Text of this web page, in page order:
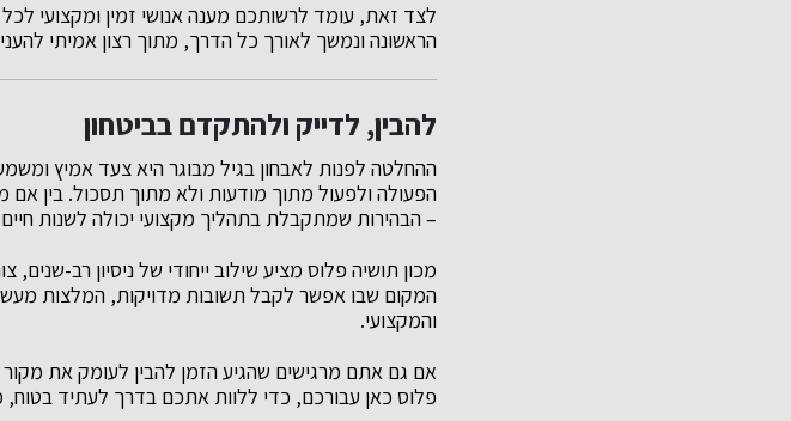
לצד זאת, עומד לרשותכם מענה אנושי זמין ומקצועי
הראשונה ונמשך לאורך כל הדרך, מתוך רצון אמיתי
להבין, לדייק ולהתקדם בביטחון
ההחלטה לפנות לאבחון בגיל מבוגר היא צעד אמיץ
הפעולה ולפעול מתוך מודעות ולא מתוך תסכול. בין
– הבהירות שמתקבלת בתהליך מקצועי יכולה לשנות
מכון תושיה פלוס מציע שילוב ייחודי של ניסיון רב-
המקום שבו אפשר לקבל תשובות מדויקות, המלצות
והמקצועי.
אם גם אתם מרגישים שהגיע הזמן להבין לעומק את מקור
פלוס כאן עבורכם, כדי ללוות אתכם בדרך לעתיד בטוח,